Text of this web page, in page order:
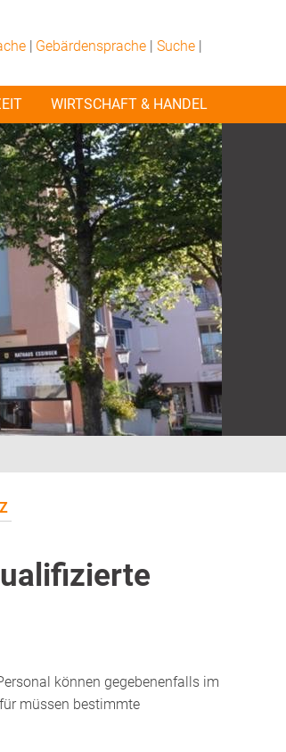
| Gebärdensprache | Suche|
WIRTSCHAFT & HANDEL
Z
können gegebenenfalls im
müssen bestimmte